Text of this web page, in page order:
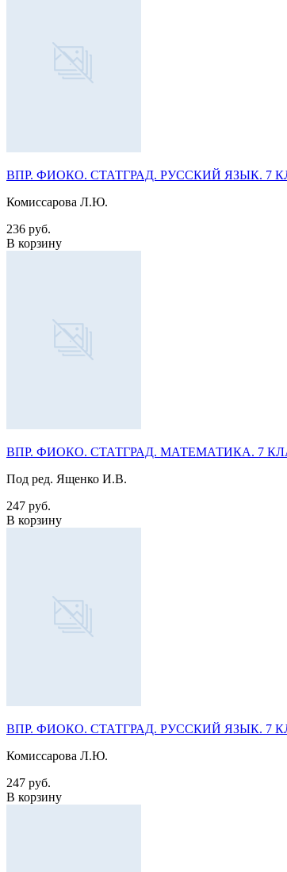
ВПР. ФИОКО. СТАТГРАД. РУССКИЙ ЯЗЫК. 7
Комиссарова Л.Ю.
236 руб.
В корзину
ВПР. ФИОКО. СТАТГРАД. МАТЕМАТИКА. 7
Под ред. Ященко И.В.
247 руб.
В корзину
ВПР. ФИОКО. СТАТГРАД. РУССКИЙ ЯЗЫК. 7
Комиссарова Л.Ю.
247 руб.
В корзину